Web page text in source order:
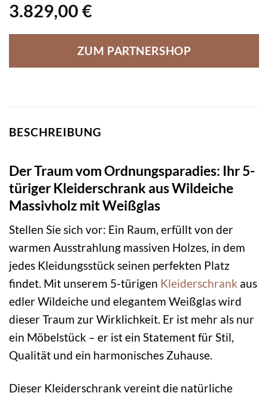
3.829,00 €
ZUM PARTNERSHOP
BESCHREIBUNG
Der Traum vom Ordnungsparadies: Ihr 5-
türiger Kleiderschrank aus Wildeiche
Massivholz mit Weißglas
Stellen Sie sich vor: Ein Raum, erfüllt von der
warmen Ausstrahlung massiven Holzes, in dem
jedes Kleidungsstück seinen perfekten Platz
findet. Mit unserem 5-türigen Kleiderschrank aus
edler Wildeiche und elegantem Weißglas wird
dieser Traum zur Wirklichkeit. Er ist mehr als nur
ein Möbelstück – er ist ein Statement für Stil,
Qualität und ein harmonisches Zuhause.
Dieser Kleiderschrank vereint die natürliche